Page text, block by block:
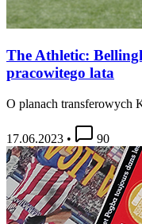
The Athletic:
pracowitego lata
O planach transferowych
17.06.2023 • 90